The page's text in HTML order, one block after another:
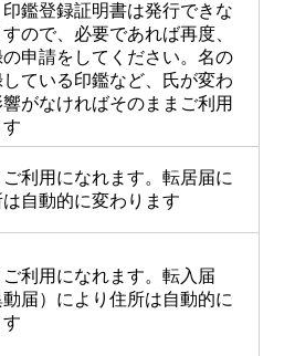
印鑑登録証明書は発行できな
すので、必要であれば再度、
申請をしてください。名の
ている印鑑など、氏が変わ
がなければそのままご利用
利用になれます。転居届に
は自動的に変わります
利用になれます。転入届
動届）により住所は自動的に